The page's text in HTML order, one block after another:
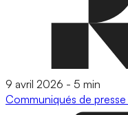
9 avril 2026 - 5 min
Communiqués de presse